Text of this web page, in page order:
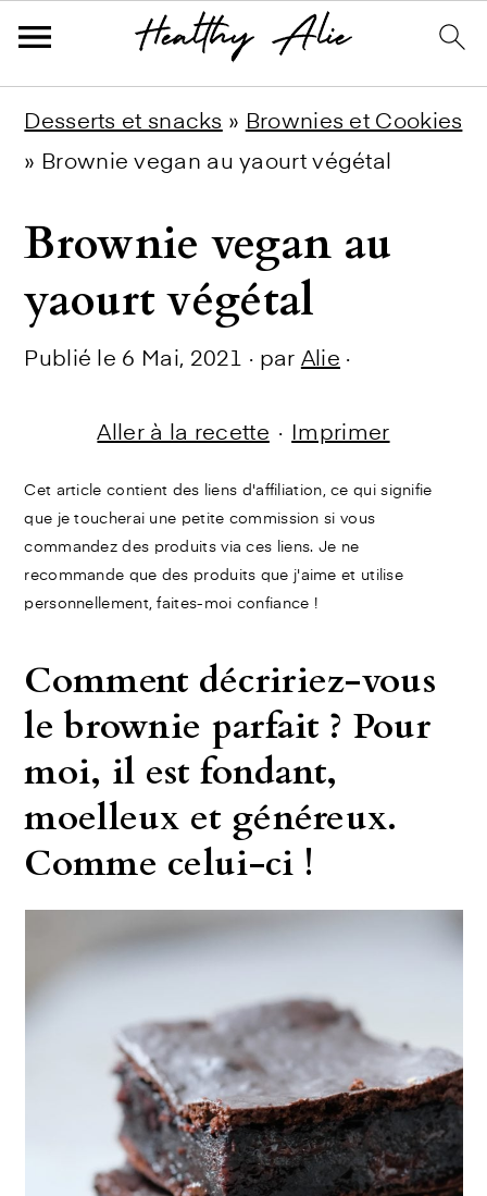
navigation
content
sidebar
Desserts et snacks » Brownies et Cookies
» Brownie vegan au yaourt végétal
Brownie vegan au
yaourt végétal
Publié le 6 Mai, 2021 · par Alie ·
Aller à la recette · Imprimer
Cet article contient des liens d'affiliation, ce qui signifie
que je toucherai une petite commission si vous
commandez des produits via ces liens. Je ne
recommande que des produits que j'aime et utilise
personnellement, faites-moi confiance !
Comment décririez-vous
le brownie parfait ? Pour
moi, il est fondant,
moelleux et généreux.
Comme celui-ci !